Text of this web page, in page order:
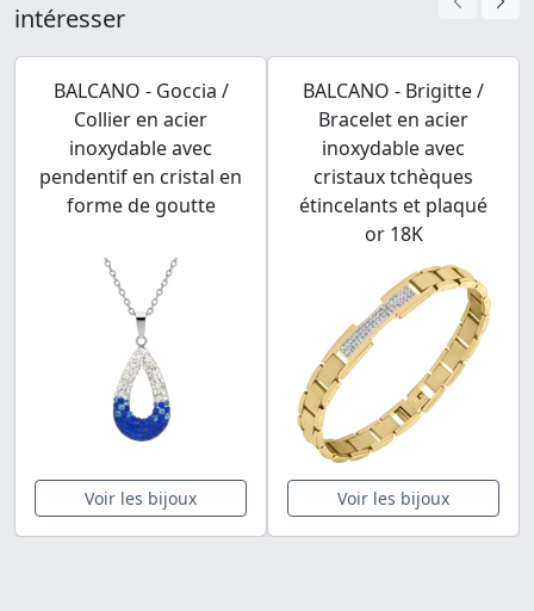
intéresser
BALCANO - Goccia /
Collier en acier
inoxydable avec
pendentif en cristal en
forme de goutte
Voir les bijoux
BALCANO - Brigitte /
Bracelet en acier
inoxydable avec
cristaux tchèques
étincelants et plaqué
or 18K
Voir les bijoux